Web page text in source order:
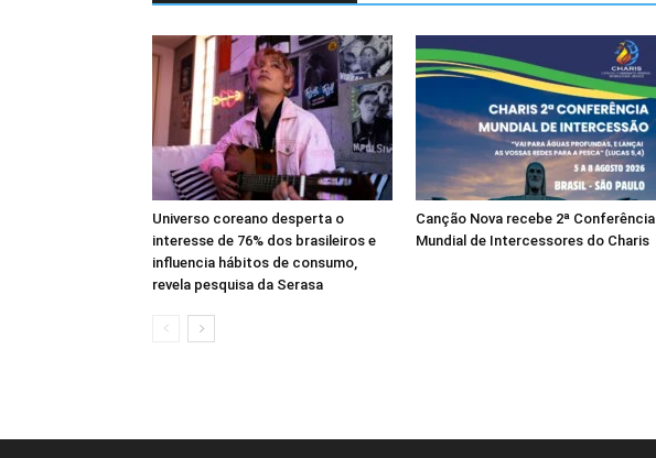
Universo coreano desperta o
interesse de 76% dos brasileiros e
influencia hábitos de consumo,
revela pesquisa da Serasa
Canção Nova recebe 2ª Conferência
Mundial de Intercessores do Charis